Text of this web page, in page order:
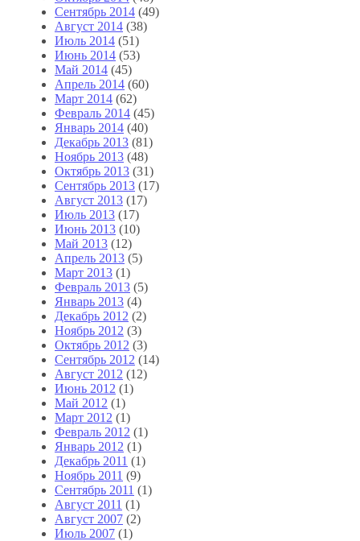
Сентябрь 2014 (49)
Август 2014 (38)
Июль 2014 (51)
Июнь 2014 (53)
Май 2014 (45)
Апрель 2014 (60)
Март 2014 (62)
Февраль 2014 (45)
Январь 2014 (40)
Декабрь 2013 (81)
Ноябрь 2013 (48)
Октябрь 2013 (31)
Сентябрь 2013 (17)
Август 2013 (17)
Июль 2013 (17)
Июнь 2013 (10)
Май 2013 (12)
Апрель 2013 (5)
Март 2013 (1)
Февраль 2013 (5)
Январь 2013 (4)
Декабрь 2012 (2)
Ноябрь 2012 (3)
Октябрь 2012 (3)
Сентябрь 2012 (14)
Август 2012 (12)
Июнь 2012 (1)
Май 2012 (1)
Март 2012 (1)
Февраль 2012 (1)
Январь 2012 (1)
Декабрь 2011 (1)
Ноябрь 2011 (9)
Сентябрь 2011 (1)
Август 2011 (1)
Август 2007 (2)
Июль 2007 (1)